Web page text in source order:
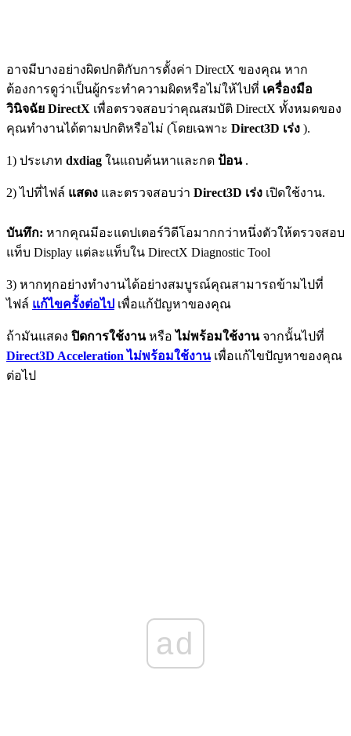
อาจมีบางอย่างผิดปกติกับการตั้งค่า DirectX ของคุณ หาก
ต้องการดูว่าเป็นผู้กระทำความผิดหรือไม่ให้ไปที่ เครื่องมือ
วินิจฉัย DirectX เพื่อตรวจสอบว่าคุณสมบัติ DirectX ทั้งหมดของ
คุณทำงานได้ตามปกติหรือไม่ (โดยเฉพาะ Direct3D เร่ง ).
1) ประเภท dxdiag ในแถบค้นหาและกด ป้อน.
2) ไปที่ไฟล์ แสดง และตรวจสอบว่า Direct3D เร่ง เปิดใช้งาน.
บันทึก: หากคุณมีอะแดปเตอร์วิดีโอมากกว่าหนึ่งตัวให้ตรวจสอบ
แท็บ Display แต่ละแท็บใน DirectX Diagnostic Tool
3) หากทุกอย่างทำงานได้อย่างสมบูรณ์คุณสามารถข้ามไปที่
ไฟล์ แก้ไขครั้งต่อไป เพื่อแก้ปัญหาของคุณ
ถ้ามันแสดง ปิดการใช้งานหรือไม่พร้อมใช้งานจากนั้นไปที่
Direct3D Acceleration ไม่พร้อมใช้งาน เพื่อแก้ไขปัญหาของคุณ
ต่อไป
ad